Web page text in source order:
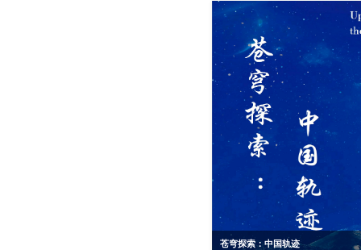
苍穹探索：中国轨迹